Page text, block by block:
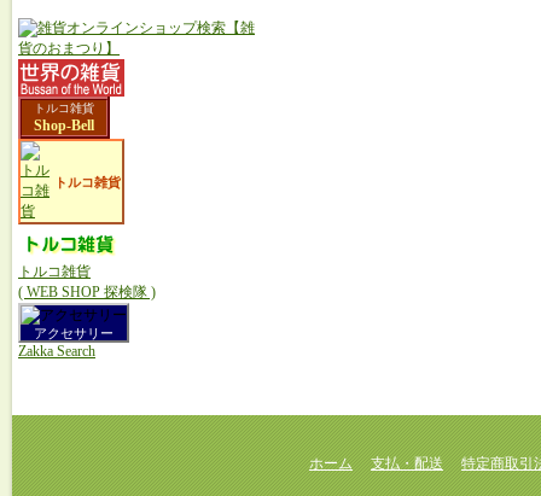
トルコ雑貨
Shop-Bell
トルコ雑貨
トルコ雑貨
( WEB SHOP 探検隊 )
アクセサリー
Zakka Search
ホーム 支払・配送 特定商取引